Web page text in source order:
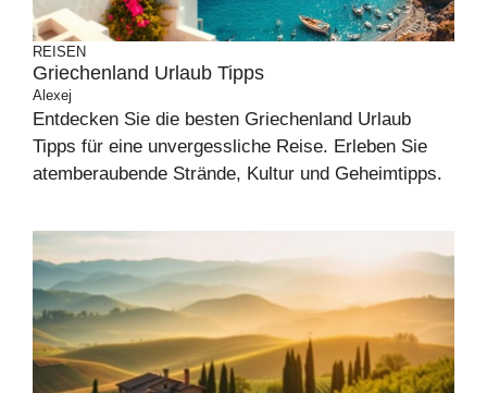
REISEN
Griechenland Urlaub Tipps
Alexej
Entdecken Sie die besten Griechenland Urlaub
Tipps für eine unvergessliche Reise. Erleben Sie
atemberaubende Strände, Kultur und Geheimtipps.